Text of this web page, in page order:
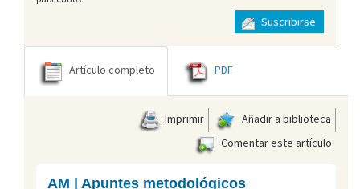
Suscribirse
Artículo completo PDF
Imprimir
Añadir a biblioteca
Comentar este artículo
AM | Apuntes metodológicos